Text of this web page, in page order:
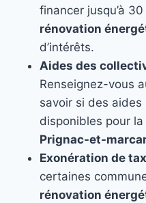
financer jusqu’à
rénovation
d’intérêts.
Aides des
Renseignez-vous
savoir si des
disponibles pour la
Prignac-et-
Exonération de
certaines
rénovation